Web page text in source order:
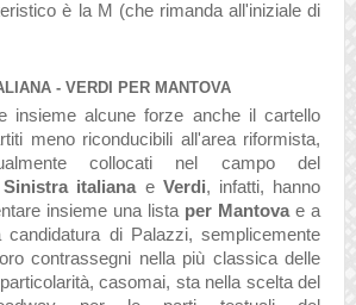
è la M (che rimanda all'iniziale di
- VERDI PER MANTOVA
insieme alcune forze anche il cartello
meno riconducibili all'area riformista,
collocati nel campo del
Sinistra italiana e Verdi, infatti, hanno
insieme una lista per Mantova e a
candidatura di Palazzi, semplicemente
contrassegni nella più classica delle
casomai, sta nella scelta del